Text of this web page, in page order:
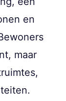
en
maar